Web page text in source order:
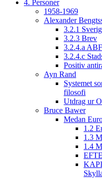
4. Personer
1958-1969
Alexander
3.2.1
3.2.3 Brev
3.2.4.a
3.2.4.c
Positiv
Ayn Rand
Systemet
filosofi
Utdrag ur
Bruce Bawer
Medan
1.2
1.3
1.4